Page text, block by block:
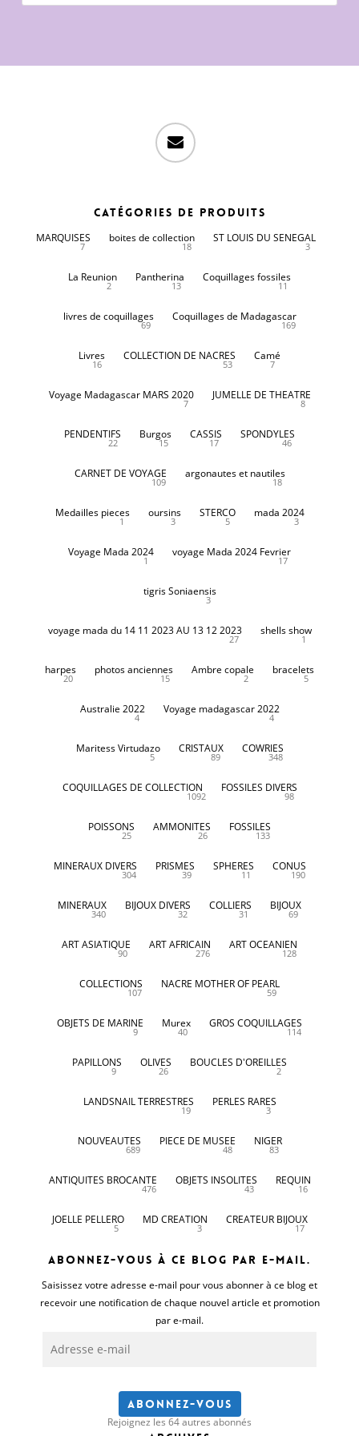
email
Catégories de produits
MARQUISES
7
boites de collection
18
ST LOUIS DU SENEGAL
3
La Reunion
2
Pantherina
13
Coquillages fossiles
11
livres de coquillages
69
Coquillages de Madagascar
169
Livres
16
COLLECTION DE NACRES
53
Camé
7
Voyage Madagascar MARS 2020
7
JUMELLE DE THEATRE
8
PENDENTIFS
22
Burgos
15
CASSIS
17
SPONDYLES
46
CARNET DE VOYAGE
109
argonautes et nautiles
18
Medailles pieces
1
oursins
3
STERCO
5
mada 2024
3
Voyage Mada 2024
1
voyage Mada 2024 Fevrier
17
tigris Soniaensis
3
voyage mada du 14 11 2023 AU 13 12 2023
27
shells show
1
harpes
20
photos anciennes
15
Ambre copale
2
bracelets
5
Australie 2022
4
Voyage madagascar 2022
4
Maritess Virtudazo
5
CRISTAUX
89
COWRIES
348
COQUILLAGES DE COLLECTION
1092
FOSSILES DIVERS
98
POISSONS
25
AMMONITES
26
FOSSILES
133
MINERAUX DIVERS
304
PRISMES
39
SPHERES
11
CONUS
190
MINERAUX
340
BIJOUX DIVERS
32
COLLIERS
31
BIJOUX
69
ART ASIATIQUE
90
ART AFRICAIN
276
ART OCEANIEN
128
COLLECTIONS
107
NACRE MOTHER OF PEARL
59
OBJETS DE MARINE
9
Murex
40
GROS COQUILLAGES
114
PAPILLONS
9
OLIVES
26
BOUCLES D'OREILLES
2
LANDSNAIL TERRESTRES
19
PERLES RARES
3
NOUVEAUTES
689
PIECE DE MUSEE
48
NIGER
83
ANTIQUITES BROCANTE
476
OBJETS INSOLITES
43
REQUIN
16
JOELLE PELLERO
5
MD CREATION
3
CREATEUR BIJOUX
17
Abonnez-vous à ce blog par e-mail.
Saisissez votre adresse e-mail pour vous abonner à ce blog et
recevoir une notification de chaque nouvel article et promotion
par e-mail.
e-
Abonnez-vous
Rejoignez les 64 autres abonnés